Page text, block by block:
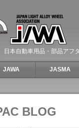
日本自動車用品・部品アフ
JAWA JASMA
BLOG